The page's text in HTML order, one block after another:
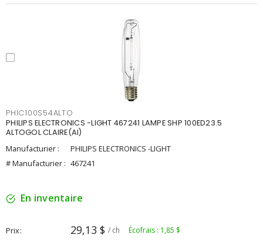
PHIC100S54ALTO
PHILIPS ELECTRONICS -LIGHT 467241 LAMPE SHP 100ED23.5
ALTOGOL CLAIRE(AI)
Manufacturier :
PHILIPS ELECTRONICS -LIGHT
# Manufacturier : 467241
En inventaire
Prix 29,13 $ / ch Écofrais : 1,85 $